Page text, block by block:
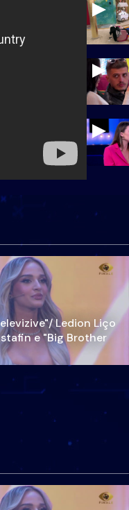
Ledion Liço
e "Big Brother